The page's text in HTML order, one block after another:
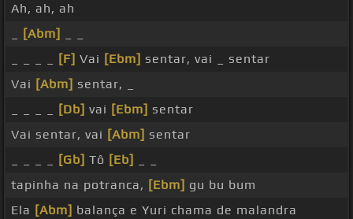
Ah, ah, ah
[Abm]
[F] Vai [Ebm] sentar, vai _ sentar
Vai [Abm] sentar, _
[Db] vai [Ebm] sentar
Vai sentar, vai [Abm] sentar
[Gb] Tô [Eb]
tapinha na potranca, [Ebm] gu bu bum
Ela [Abm] balança e Yuri chama de malandra